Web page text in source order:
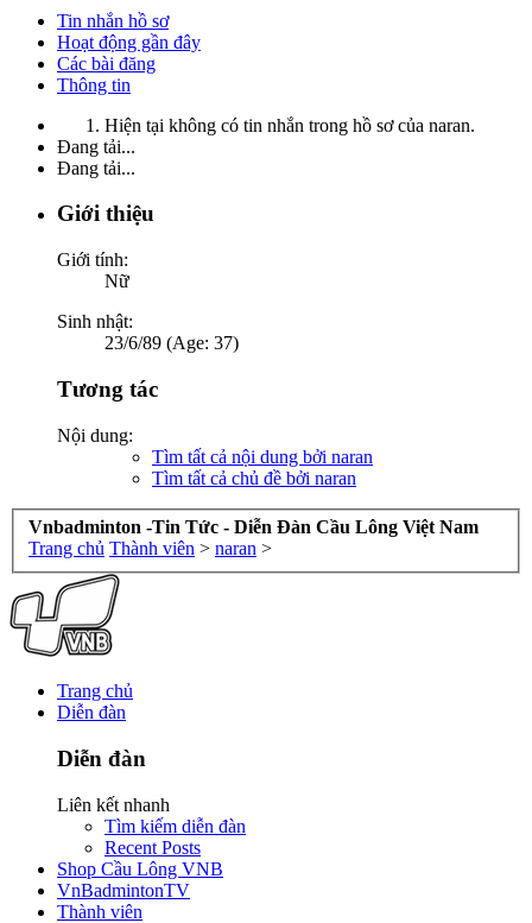
Tin nhắn hồ sơ
Hoạt động gần đây
Các bài đăng
Thông tin
Hiện tại không có tin nhắn trong hồ sơ của naran.
Đang tải...
Đang tải...
Giới thiệu
Giới tính:
Nữ
Sinh nhật:
23/6/89 (Age: 37)
Tương tác
Nội dung:
Tìm tất cả nội dung bởi naran
Tìm tất cả chủ đề bởi naran
Vnbadminton -Tin Tức - Diễn Đàn Cầu Lông Việt Nam
Trang chủ Thành viên > naran >
Trang chủ
Diễn đàn
Diễn đàn
Liên kết nhanh
Tìm kiếm diễn đàn
Recent Posts
Shop Cầu Lông VNB
VnBadmintonTV
Thành viên